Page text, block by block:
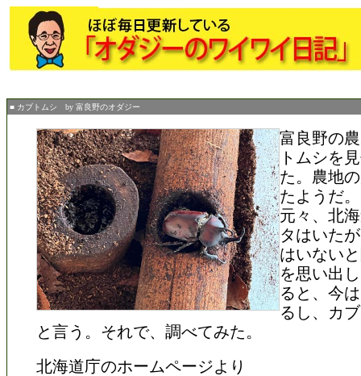
■ カブトムシ by 富良野のオダジー
富良野の
トムシを
た。農地
たようだ。
元々、北
タはいた
はいない
を思い出
ると、今
るし、カ
と言う。それで、調べてみた。
北海道庁のホームページより